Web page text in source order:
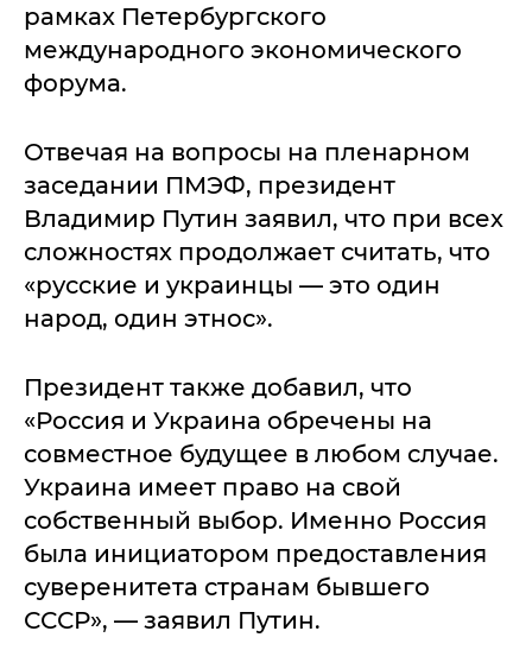
рамках Петербургского
международного экономического
форума.
Отвечая на вопросы на пленарном
заседании ПМЭФ, президент
Владимир Путин заявил, что при всех
сложностях продолжает считать, что
«русские и украинцы — это один
народ, один этнос».
Президент также добавил, что
«Россия и Украина обречены на
совместное будущее в любом случае.
Украина имеет право на свой
собственный выбор. Именно Россия
была инициатором предоставления
суверенитета странам бывшего
СССР», — заявил Путин.